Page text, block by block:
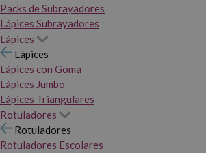
Packs de Subrayadores
Lápices Subrayadores
Lápices
Lápices
Lápices con Goma
Lápices Jumbo
Lápices Triangulares
Rotuladores
Rotuladores
Rotuladores Escolares